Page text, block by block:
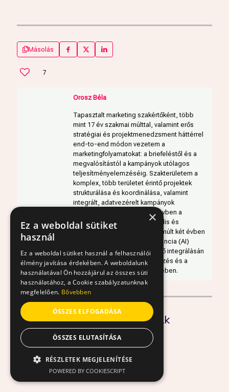
Másolás
7
Orosz Béla
Tapasztalt marketing szakértőként, több
mint 17 év szakmai múlttal, valamint erős
stratégiai és projektmenedzsment háttérrel
end-to-end módon vezetem a
marketingfolyamatokat: a briefeléstől és a
megvalósítástól a kampányok utólagos
teljesítményelemzéséig. Szakterületem a
komplex, több területet érintő projektek
strukturálása és koordinálása, valamint
integrált, adatvezérelt kampányok
megvalósítása. Az elmúlt 12 évben a
fókuszom a nagy hatású digitális és
performance marketing, az elmúlt két évben
pedig a mesterséges intelligencia (AI)
marketingfolyamatokba történő integrálásán
dolgozom a gyorsabb kivitelezés és a
hatékonyabb működés érdekében.
Kapcsolódó tartalmak
×
Ez a weboldal sütiket
használ
Ez a weboldal sütiket használ a felhasználói
élmény javítása érdekében. A weboldalunk
használatával Ön hozzájárul az összes süti
használatához, a Cookie szabályzatunknak
megfelelően. Bővebben
ÖSSZES ELFOGADÁSA
ÖSSZES ELUTASÍTÁSA
RÉSZLETEK MEGJELENÍTÉSE
ELENGEDHETETLENÜL
SZÜKSÉGES
POWERED BY COOKIESCRIPT